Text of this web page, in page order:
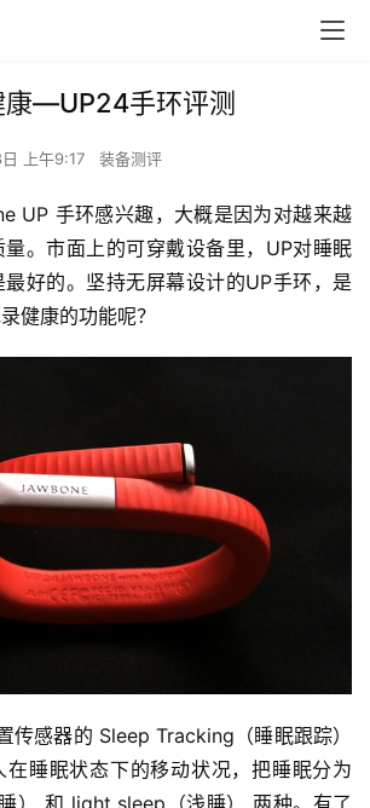
康—UP24手环评测
上午9:17 装备测评
UP 手环感兴趣，大概是因为对越来越
。市面上的可穿戴设备里，UP对睡眠
好的。坚持无屏幕设计的UP手环，是
健康的功能呢？
传感器的 Sleep Tracking（睡眠跟踪）
在睡眠状态下的移动状况，把睡眠分为
） 和 light sleep（浅睡） 两种。有了